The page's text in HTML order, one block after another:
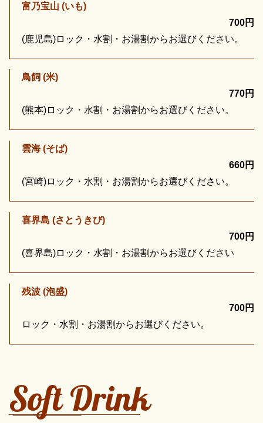
富乃宝山 (いも)
700円
(鹿児島)ロック・水割・お湯割からお選びください。
鳥飼 (米)
770円
(熊本)ロック・水割・お湯割からお選びください。
雲海 (そば)
660円
(宮崎)ロック・水割・お湯割からお選びください。
喜界島 (さとうきび)
700円
(喜界島)ロック・水割・お湯割からお選びください
残波 (泡盛)
700円
ロック・水割・お湯割からお選びください。
Soft Drink